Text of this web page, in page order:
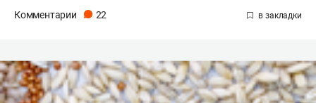
Комментарии 22